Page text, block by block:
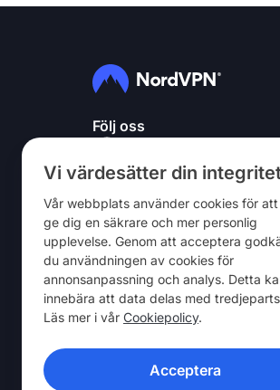
Vi värdesätter din
Vår webbplats använder cookies för att
ge dig en säkrare och mer personlig
upplevelse. Genom att acceptera
du användningen av cookies för
annonsanpassning och analys. Detta
innebära att data delas med
Läs mer i vår Cookiepolicy.
Acceptera
Följ oss
NordVPN
Om oss
Jobb
Gratis testperiod för VPN
VPN-routrar
Recensioner
Rabatt för studenter och
Var man kan köpa
Tipsa en vän
VPN-APPAR